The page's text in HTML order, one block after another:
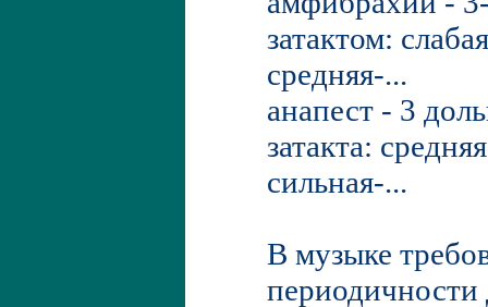
затактом:
средняя-...
анапест - 3
затакта:
сильная-...
В музыке
периодичности